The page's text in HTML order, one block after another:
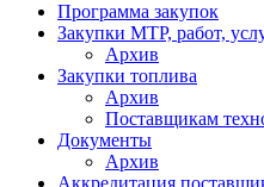
Программа закупок
Закупки МТР, работ,
Архив
Закупки топлива
Архив
Поставщикам
Документы
Архив